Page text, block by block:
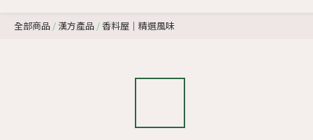
全部商品 / 漢方產品 /香料屋｜精選風味